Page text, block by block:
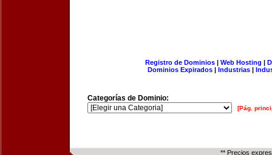
Registro de Dominios| Web Hosting |
Dominios Expirados | Industrias |
Categorías de Dominio:
[Pág.
** Precios